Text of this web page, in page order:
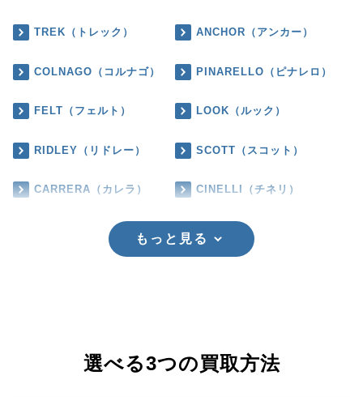
TREK（トレック） ANCHOR（アンカー）
COLNAGO（コルナゴ） PINARELLO（ピナレロ）
FELT（フェルト） LOOK（ルック）
RIDLEY（リドレー） SCOTT（スコット）
CARRERA（カレラ） CINELLI（チネリ）
もっと見る
選べる3つの買取方法